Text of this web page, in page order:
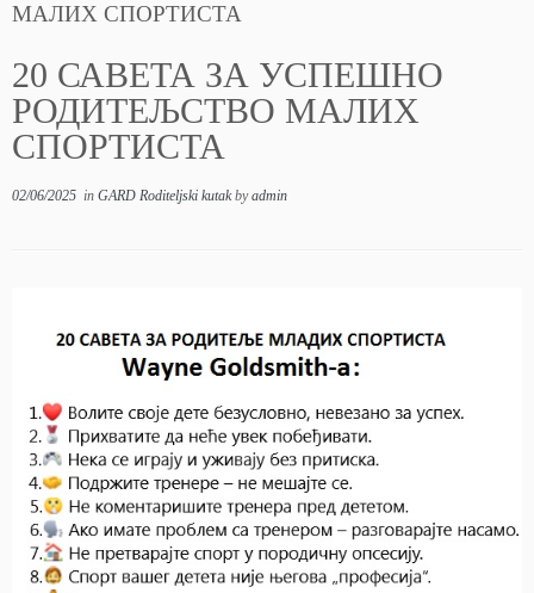
МАЛИХ СПОРТИСТА
20 САВЕТА ЗА УСПЕШНО
РОДИТЕЉСТВО МАЛИХ
СПОРТИСТА
02/06/2025 in GARD Roditeljski kutakbyadmin